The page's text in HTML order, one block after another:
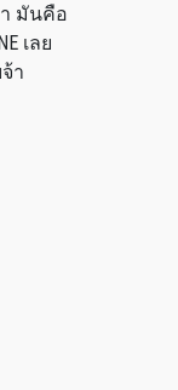
มันคือ
เลย
า